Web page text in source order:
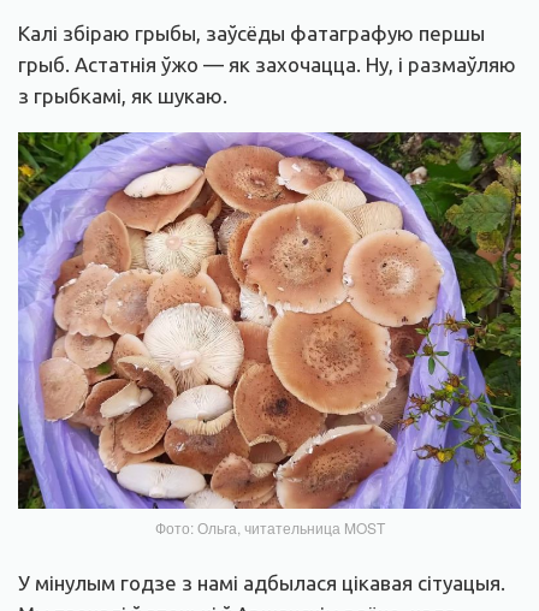
Калі збіраю грыбы, заўсёды фатаграфую першы
грыб. Астатнія ўжо — як захочацца. Ну, і размаўляю
з грыбкамі, як шукаю.
Фото: Ольга, читательница MOST
У мінулым годзе з намі адбылася цікавая сітуацыя.